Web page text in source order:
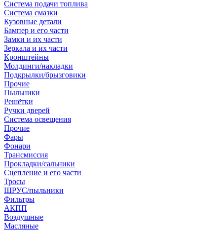
Система подачи топлива
Система смазки
Кузовные детали
Бампер и его части
Замки и их части
Зеркала и их части
Кронштейны
Молдинги/накладки
Подкрылки/брызговики
Прочие
Пыльники
Решётки
Ручки дверей
Система освещения
Прочие
Фары
Фонари
Трансмиссия
Прокладки/сальники
Сцепление и его части
Тросы
ШРУС/пыльники
Фильтры
АКПП
Воздушные
Масляные